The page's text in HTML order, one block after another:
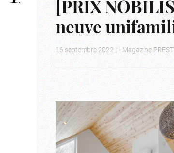
[PRIX
neuve
16 septembre 2022 | - Magazine